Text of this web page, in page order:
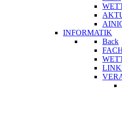
INFORMATIK
Back